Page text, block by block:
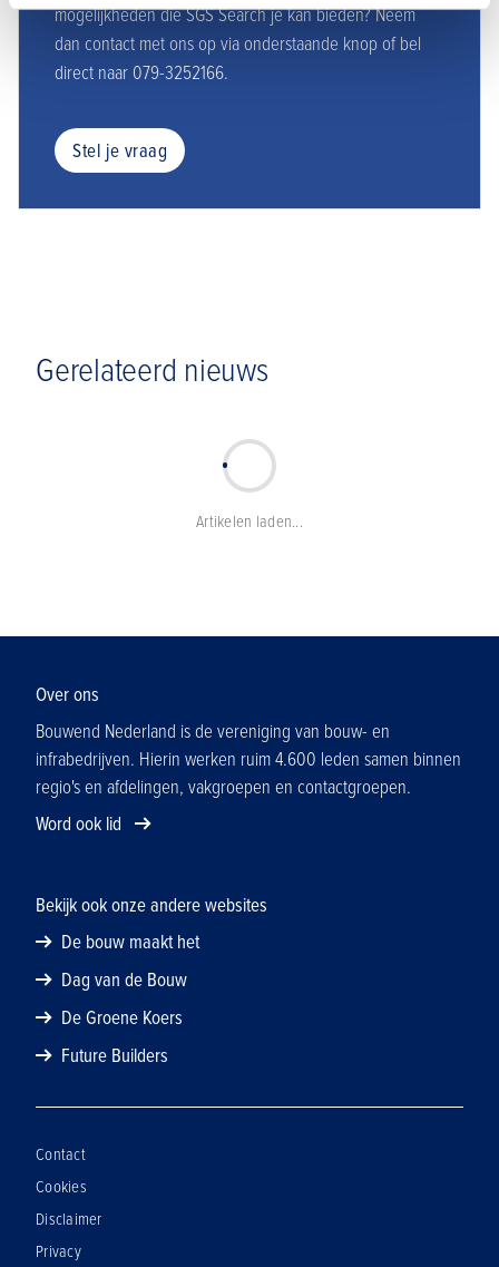
mogelijkheden die SGS Search je kan bieden? Neem
dan contact met ons op via onderstaande knop of bel
direct naar 079-3252166.
Stel je vraag
Gerelateerd nieuws
Artikelen laden...
Over ons
Bouwend Nederland is de vereniging van bouw- en
infrabedrijven. Hierin werken ruim 4.600 leden samen binnen
regio's en afdelingen, vakgroepen en contactgroepen.
Word ook lid
Bekijk ook onze andere websites
De bouw maakt het
Dag van de Bouw
De Groene Koers
Future Builders
Contact
Cookies
Disclaimer
Privacy